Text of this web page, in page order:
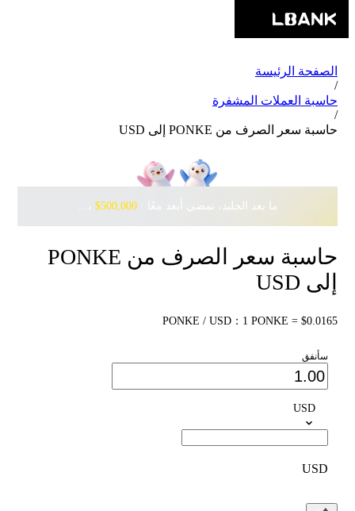
الصفحة الرئيسة
/
حاسبة العملات المشفرة
/
حاسبة سعر الصرف من PONKE إلى USD
ما بعد الجليد، نمضي أبعد معًا · ‎ $500,000بانتظارك مع Pudgy Penguins
حاسبة سعر الصرف من PONKE
إلى USD
PONKE / USD：1 PONKE = $0.0165
سأنفق
USD
USD